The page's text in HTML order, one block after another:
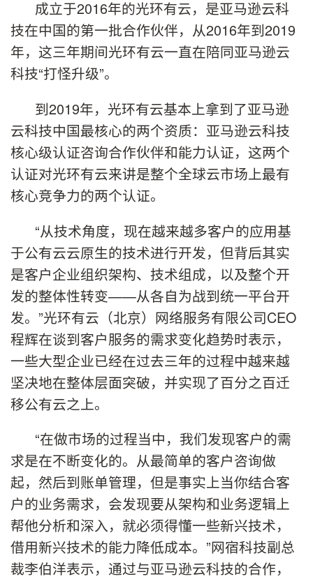
成立于2016年的光环有云，是亚马逊云科
技在中国的第一批合作伙伴，从2016年到2019
年，这三年期间光环有云一直在陪同亚马逊云
科技“打怪升级”。
到2019年，光环有云基本上拿到了亚马逊
云科技中国最核心的两个资质：亚马逊云科技
核心级认证咨询合作伙伴和能力认证，这两个
认证对光环有云来讲是整个全球云市场上最有
核心竞争力的两个认证。
“从技术角度，现在越来越多客户的应用基
于公有云云原生的技术进行开发，但背后其实
是客户企业组织架构、技术组成，以及整个开
发的整体性转变——从各自为战到统一平台开
发。”光环有云（北京）网络服务有限公司CEO
程辉在谈到客户服务的需求变化趋势时表示，
一些大型企业已经在过去三年的过程中越来越
坚决地在整体层面突破，并实现了百分之百迁
移公有云之上。
“在做市场的过程当中，我们发现客户的需
求是在不断变化的。从最简单的客户咨询做
起，然后到账单管理，但是事实上当你结合客
户的业务需求，会发现要从架构和业务逻辑上
帮他分析和深入，就必须得懂一些新兴技术，
借用新兴技术的能力降低成本。”网宿科技副总
裁李伯洋表示，通过与亚马逊云科技的合作，